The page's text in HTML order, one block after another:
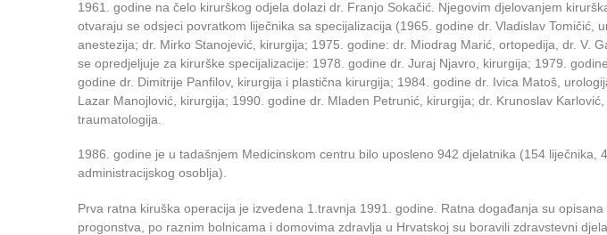
1961. godine na čelo kirurškog odjela dolazi dr. Franjo Sokačić. Njegovim djelovanjem
otvaraju se odsjeci povratkom liječnika sa specijalizacija (1965. godine dr. Vladislav Tomičić,
anestezija; dr. Mirko Stanojević, kirurgija; 1975. godine: dr. Miodrag Marić, ortopedija, dr. V.
se opredjeljuje za kirurške specijalizacije: 1978. godine dr. Juraj Njavro, kirurgija; 1979.
godine dr. Dimitrije Panfilov, kirurgija i plastična kirurgija; 1984. godine dr. Ivica Matoš,
Lazar Manojlović, kirurgija; 1990. godine dr. Mladen Petrunić, kirurgija; dr. Krunoslav
traumatologija.
1986. godine je u tadašnjem Medicinskom centru bilo uposleno 942 djelatnika (154 liječnika,
administracijskog osoblja).
Prva ratna kiruška operacija je izvedena 1.travnja 1991. godine. Ratna događanja su
progonstva, po raznim bolnicama i domovima zdravlja u Hrvatskoj su boravili zdravstevni